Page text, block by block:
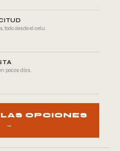
todo desde el celu.
pocos días.
OPCIONES
→